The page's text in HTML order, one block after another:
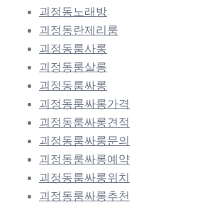
괴정동노래방
괴정동란제리룸
괴정동룸사롱
괴정동룸살롱
괴정동룸싸롱
괴정동룸싸롱가격
괴정동룸싸롱견적
괴정동룸싸롱문의
괴정동룸싸롱예약
괴정동룸싸롱위치
괴정동룸싸롱추천